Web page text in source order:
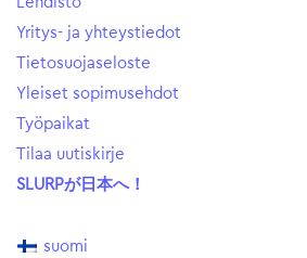
Yritys- ja yhteystiedot
Tietosuojaseloste
Yleiset sopimusehdot
Työpaikat
Tilaa uutiskirje
SLURPが日本へ！
suomi